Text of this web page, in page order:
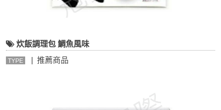
炊飯調理包 鯛魚風味
TYPE | 推薦商品